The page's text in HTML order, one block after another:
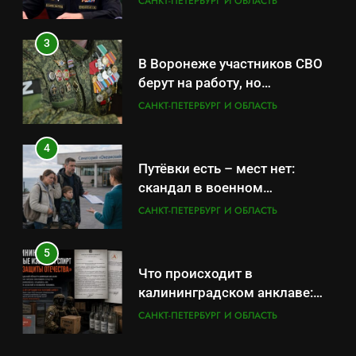
3
В Воронеже участников СВО
берут на работу, но
удержаться удаётся не всем
САНКТ-ПЕТЕРБУРГ И ОБЛАСТЬ
4
Путёвки есть – мест нет:
скандал в военном
санатории Владивостока
САНКТ-ПЕТЕРБУРГ И ОБЛАСТЬ
5
Что происходит в
калининградском анклаве:
военные изымают спирт «для
САНКТ-ПЕТЕРБУРГ И ОБЛАСТЬ